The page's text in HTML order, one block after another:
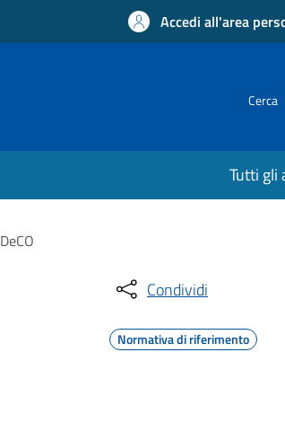
Accedi all'area
Cerca
Tutti gli
Condividi
Normativa di riferimento